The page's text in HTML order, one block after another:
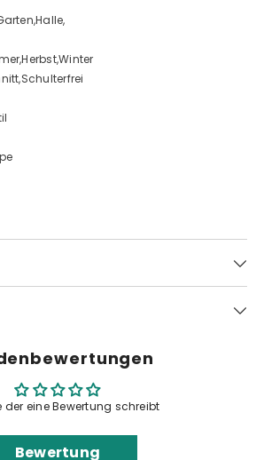
der eine Bewertung schreibt
Bewertung